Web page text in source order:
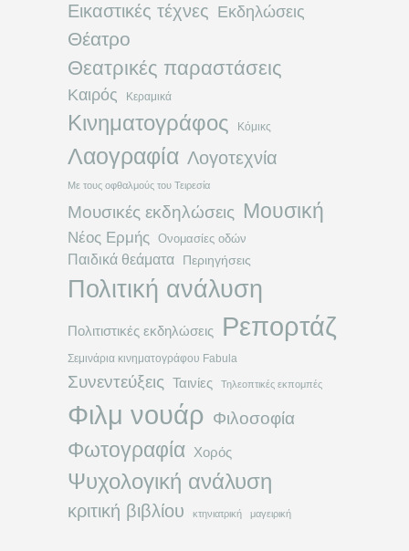
Εικαστικές τέχνες Εκδηλώσεις
Θέατρο
Θεατρικές παραστάσεις
Καιρός Κεραμικά
Κινηματογράφος Κόμικς
Λαογραφία Λογοτεχνία
Με τους οφθαλμούς του Τειρεσία
Μουσικές εκδηλώσεις Μουσική
Νέος Ερμής Ονομασίες οδών
Παιδικά θεάματα Περιηγήσεις
Πολιτική ανάλυση
Πολιτιστικές εκδηλώσεις Ρεπορτάζ
Σεμινάρια κινηματογράφου Fabula
Συνεντεύξεις Ταινίες Τηλεοπτικές εκπομπές
Φιλμ νουάρ Φιλοσοφία
Φωτογραφία Χορός
Ψυχολογική ανάλυση
κριτική βιβλίου κτηνιατρική μαγειρική